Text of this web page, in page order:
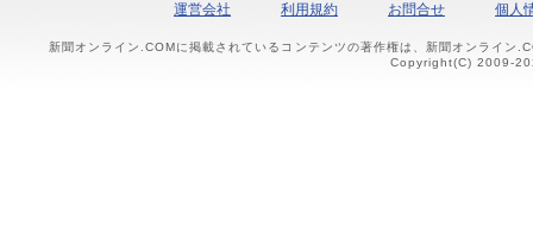
運営会社 利用規約 お問合せ 個人
新聞オンライン.COMに掲載されているコンテンツの著作権は、新聞オンライン
Copyright(C) 2009-